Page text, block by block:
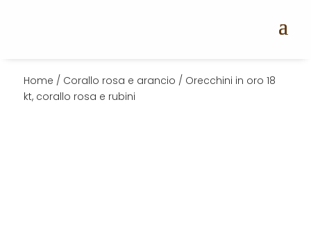
Home / Corallo rosa e arancio / Orecchini in oro 18
kt, corallo rosa e rubini